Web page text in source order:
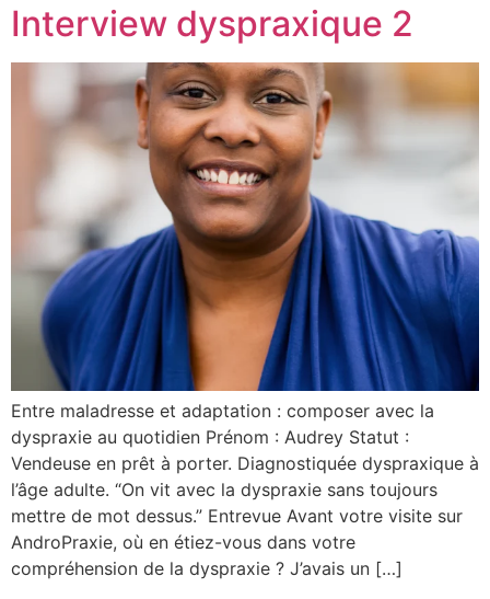
Interview dyspraxique 2
Entre maladresse et adaptation : composer avec la
dyspraxie au quotidien Prénom : Audrey Statut :
Vendeuse en prêt à porter. Diagnostiquée dyspraxique à
l’âge adulte. “On vit avec la dyspraxie sans toujours
mettre de mot dessus.” Entrevue Avant votre visite sur
AndroPraxie, où en étiez-vous dans votre
compréhension de la dyspraxie ? J’avais un […]